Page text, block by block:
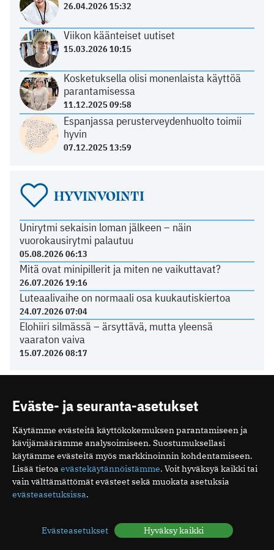
26.04.2026 15:32
Viikon käänteiset uutiset
15.03.2026 10:15
Kosketuksella olisi monenlaista käyttöä
parantamisessa
11.12.2025 09:58
Espanjassa perusterveydenhuolto toimii
hyvin
07.12.2025 13:59
HYVINVOINTI
Unirytmi sekaisin loman jälkeen – näin
vuorokausirytmi palautuu
05.08.2026 06:13
Mitä ovat minipillerit ja miten ne vaikuttavat?
26.07.2026 19:16
Luteaalivaihe on normaali osa kuukautiskiertoa
24.07.2026 07:04
Elohiiri silmässä – ärsyttävä, mutta yleensä
vaaraton vaiva
15.07.2026 08:17
TERVEYDENHUOLTO
Yli 80 prosenttia sähköpotkulautailun aiheuttamista
aivovammoista sattui humalassa
03.07.2026 10:39
Näiden oireiden vuoksi suomalaiset menevät
lääkäriin
04.05.2026 08:52
15.12.2025 08:19
Eväste- ja seuranta-asetukset
Käytämme evästeitä käyttökokemuksen parantamiseen ja
kävijämäärämme analysoimiseen. Suostumuksellasi
käytämme evästeitä myös markkinoinnin kohdentamiseen.
Lisää tietoa evästekäytännöistämme. Voit hyväksyä kaikki tai
vain välttämättömät evästeet sekä muokata asetuksia
evästeasetuksissa.
Evästeasetukset Hyväksy kaikki